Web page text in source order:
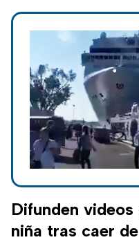
Difunden
niña tras caer